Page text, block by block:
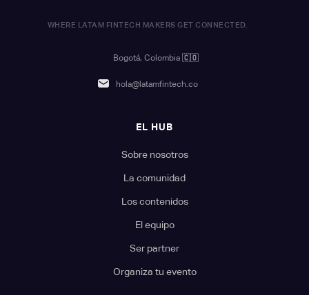
WHERE LATAM FINTECH MAKERS GET CONNECTED.
Bogotá, Colombia 🇨🇴
hola@latamfintech.co
EL HUB
Sobre nosotros
La comunidad
Los contenidos
El equipo
Ser partner
Organiza tu evento